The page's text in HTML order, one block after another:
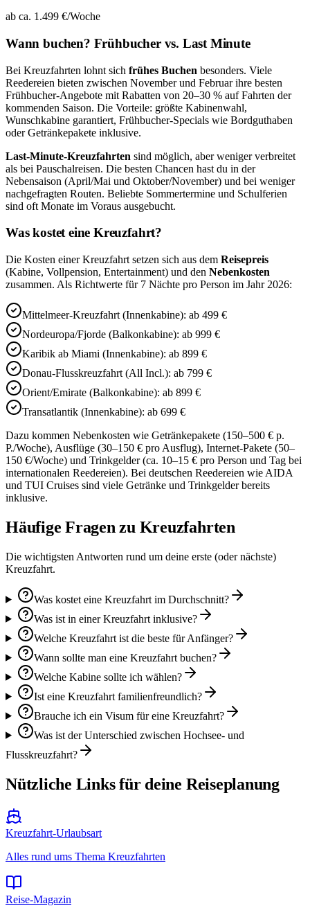
ab ca. 1.499 €/Woche
Wann buchen? Frühbucher vs. Last Minute
Bei Kreuzfahrten lohnt sich frühes Buchen besonders. Viele
Reedereien bieten zwischen November und Februar ihre besten
Frühbucher-Angebote mit Rabatten von 20–30 % auf Fahrten der
kommenden Saison. Die Vorteile: größte Kabinenwahl,
Wunschkabine garantiert, Frühbucher-Specials wie Bordguthaben
oder Getränkepakete inklusive.
Last-Minute-Kreuzfahrten sind möglich, aber weniger verbreitet
als bei Pauschalreisen. Die besten Chancen hast du in der
Nebensaison (April/Mai und Oktober/November) und bei weniger
nachgefragten Routen. Beliebte Sommertermine und Schulferien
sind oft Monate im Voraus ausgebucht.
Was kostet eine Kreuzfahrt?
Die Kosten einer Kreuzfahrt setzen sich aus dem Reisepreis
(Kabine, Vollpension, Entertainment) und den Nebenkosten
zusammen. Als Richtwerte für 7 Nächte pro Person im Jahr 2026:
Mittelmeer-Kreuzfahrt (Innenkabine): ab 499 €
Nordeuropa/Fjorde (Balkonkabine): ab 999 €
Karibik ab Miami (Innenkabine): ab 899 €
Donau-Flusskreuzfahrt (All Incl.): ab 799 €
Orient/Emirate (Balkonkabine): ab 899 €
Transatlantik (Innenkabine): ab 699 €
Dazu kommen Nebenkosten wie Getränkepakete (150–500 € p.
P./Woche), Ausflüge (30–150 € pro Ausflug), Internet-Pakete (50–
150 €/Woche) und Trinkgelder (ca. 10–15 € pro Person und Tag bei
internationalen Reedereien). Bei deutschen Reedereien wie AIDA
und TUI Cruises sind viele Getränke und Trinkgelder bereits
inklusive.
Häufige Fragen zu Kreuzfahrten
Die wichtigsten Antworten rund um deine erste (oder nächste)
Kreuzfahrt.
Was kostet eine Kreuzfahrt im Durchschnitt?
Was ist in einer Kreuzfahrt inklusive?
Welche Kreuzfahrt ist die beste für Anfänger?
Wann sollte man eine Kreuzfahrt buchen?
Welche Kabine sollte ich wählen?
Ist eine Kreuzfahrt familienfreundlich?
Brauche ich ein Visum für eine Kreuzfahrt?
Was ist der Unterschied zwischen Hochsee- und
Flusskreuzfahrt?
Nützliche Links für deine Reiseplanung
Kreuzfahrt-Urlaubsart
Alles rund ums Thema Kreuzfahrten
Reise-Magazin